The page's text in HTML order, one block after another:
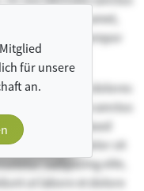
für unsere
an.
ipsum dolor sit amet,
eirmod tempor
erat,
et justo duo dolores
sea takimata sanctus
Stet clita kasd
Lorem ipsum dolor sit
sadipscing elitr,
ut labore et dolore